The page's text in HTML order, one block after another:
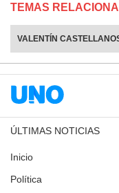
TEMAS
VALENTÍN
ÚLTIMAS NOTICIAS
Inicio
Política